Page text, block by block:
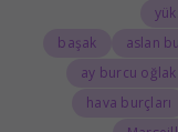
aslan
başak
ay burcu oğlak
hava burçları